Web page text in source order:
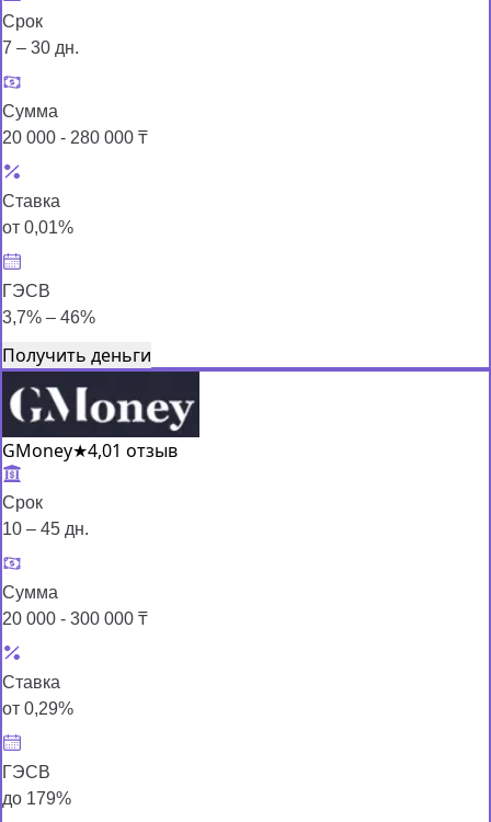
Срок
7 – 30 дн.
Сумма
20 000 - 280 000 ₸
Ставка
от 0,01%
ГЭСВ
3,7% – 46%
Получить деньги
GMoney★4,01 отзыв
Срок
10 – 45 дн.
Сумма
20 000 - 300 000 ₸
Ставка
от 0,29%
ГЭСВ
до 179%